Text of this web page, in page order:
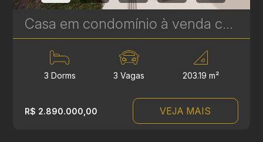
Casa em condomínio à venda com 3 suítes em Campina do Siqueira - 302,69 m² privativos - Casa Áurea | Ref. 1780
3 Dorms 3 Vagas 203.19 m²
R$ 2.890.000,00 VEJA MAIS